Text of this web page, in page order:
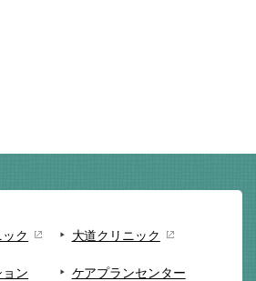
ク 大道クリニック
ン ケアプランセンター